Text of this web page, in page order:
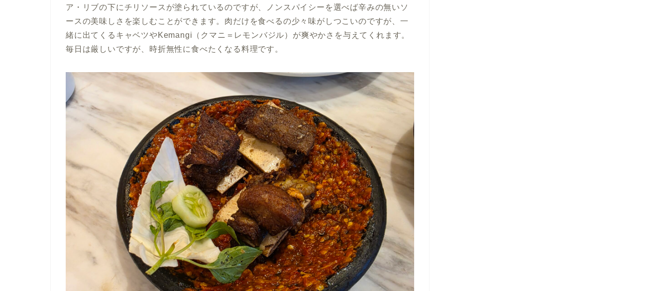
ア・リブの下にチリソースが塗られているのですが、ノンスパイシーを選べば辛みの無いソ
ースの美味しさを楽しむことができます。肉だけを食べるの少々味がしつこいのですが、一
緒に出てくるキャベツやKemangi（クマニ＝レモンバジル）が爽やかさを与えてくれます。
毎日は厳しいですが、時折無性に食べたくなる料理です。